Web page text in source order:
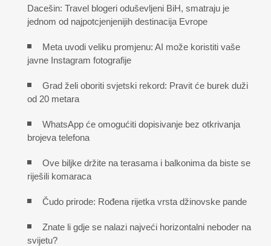
Dacešin: Travel blogeri oduševljeni BiH, smatraju je
jednom od najpotcjenjenijih destinacija Evrope
Meta uvodi veliku promjenu: AI može koristiti vaše
javne Instagram fotografije
Grad želi oboriti svjetski rekord: Pravit će burek duži
od 20 metara
WhatsApp će omogućiti dopisivanje bez otkrivanja
brojeva telefona
Ove biljke držite na terasama i balkonima da biste se
riješili komaraca
Čudo prirode: Rođena rijetka vrsta džinovske pande
Znate li gdje se nalazi najveći horizontalni neboder na
svijetu?